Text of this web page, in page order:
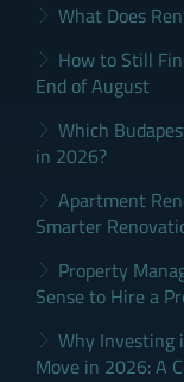
What Does
How to Still
End of August
Which
in 2026?
Apartment
Smarter
Property
Sense to Hire a
Why Investing
Move in 2026: A